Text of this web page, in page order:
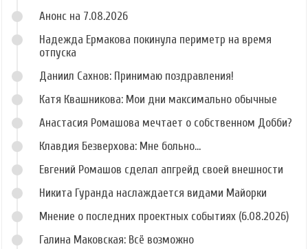
Анонс на 7.08.2026
Надежда Ермакова покинула периметр на время
отпуска
Даниил Сахнов: Принимаю поздравления!
Катя Квашникова: Мои дни максимально обычные
Анастасия Ромашова мечтает о собственном Добби?
Клавдия Безверхова: Мне больно...
Евгений Ромашов сделал апгрейд своей внешности
Никита Гуранда наслаждается видами Майорки
Мнение о последних проектных событиях (6.08.2026)
Галина Маковская: Всё возможно